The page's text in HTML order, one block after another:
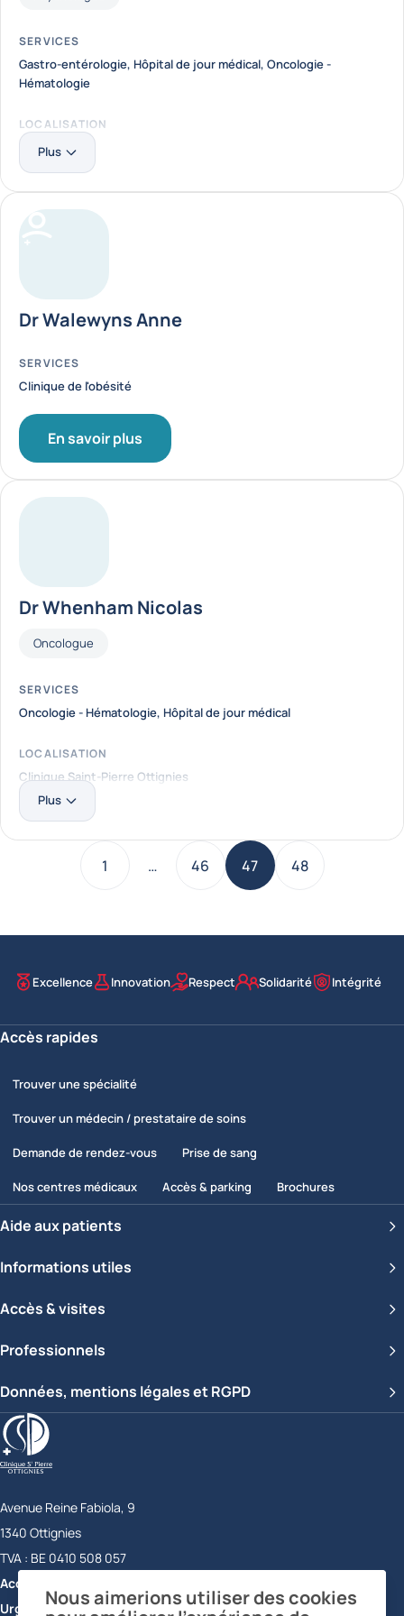
SERVICES
Gastro-entérologie, Hôpital de jour médical, Oncologie -
Hématologie
LOCALISATION
Clinique Saint-Pierre Ottignies
En savoir plus
Plus
Dr Walewyns Anne
SERVICES
Clinique de l'obésité
En savoir plus
Dr Whenham Nicolas
Oncologue
SERVICES
Oncologie - Hématologie, Hôpital de jour médical
LOCALISATION
Clinique Saint-Pierre Ottignies
En savoir plus
Plus
Page
1 …
Page
46
Page
47
- current_page
Page
48
Nos valeurs
Excellence Innovation Respect Solidarité Intégrité
Accès rapides
Trouver une spécialité
Trouver un médecin / prestataire de soins
Demande de rendez-vous Prise de sang
Nos centres médicaux Accès & parking Brochures
Aide aux patients
Informations utiles
Accès & visites
Professionnels
Données, mentions légales et RGPD
Clinique Saint-Pierre Ottignies
Avenue Reine Fabiola, 9
1340 Ottignies
Belgique
TVA : BE 0410 508 057
Accueil
Urgences
+32 10 43 73 56
Nous aimerions utiliser des cookies